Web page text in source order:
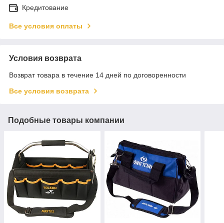
Кредитование
Все условия оплаты
Условия возврата
Возврат товара в течение 14 дней по договоренности
Все условия возврата
Подобные товары компании